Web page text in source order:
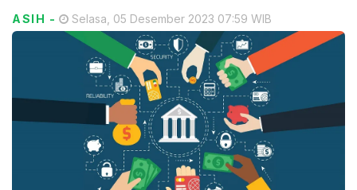
ASIH - Selasa, 05 Desember 2023 07:59 WIB